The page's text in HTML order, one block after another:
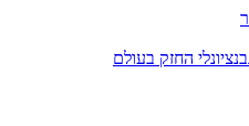
החזק בעולם